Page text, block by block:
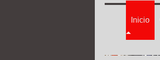
Inicio